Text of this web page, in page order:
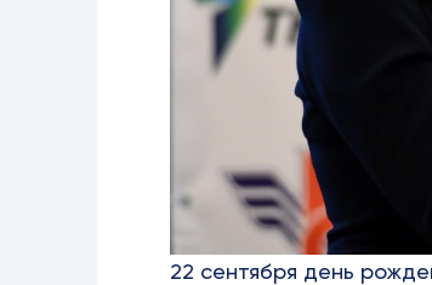
22 сентября день